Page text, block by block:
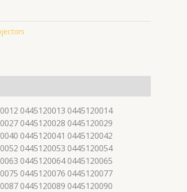
0445120013 0445120014
0445120028 0445120029
0445120041 0445120042
0445120053 0445120054
0445120064 0445120065
0445120076 0445120077
0445120089 0445120090